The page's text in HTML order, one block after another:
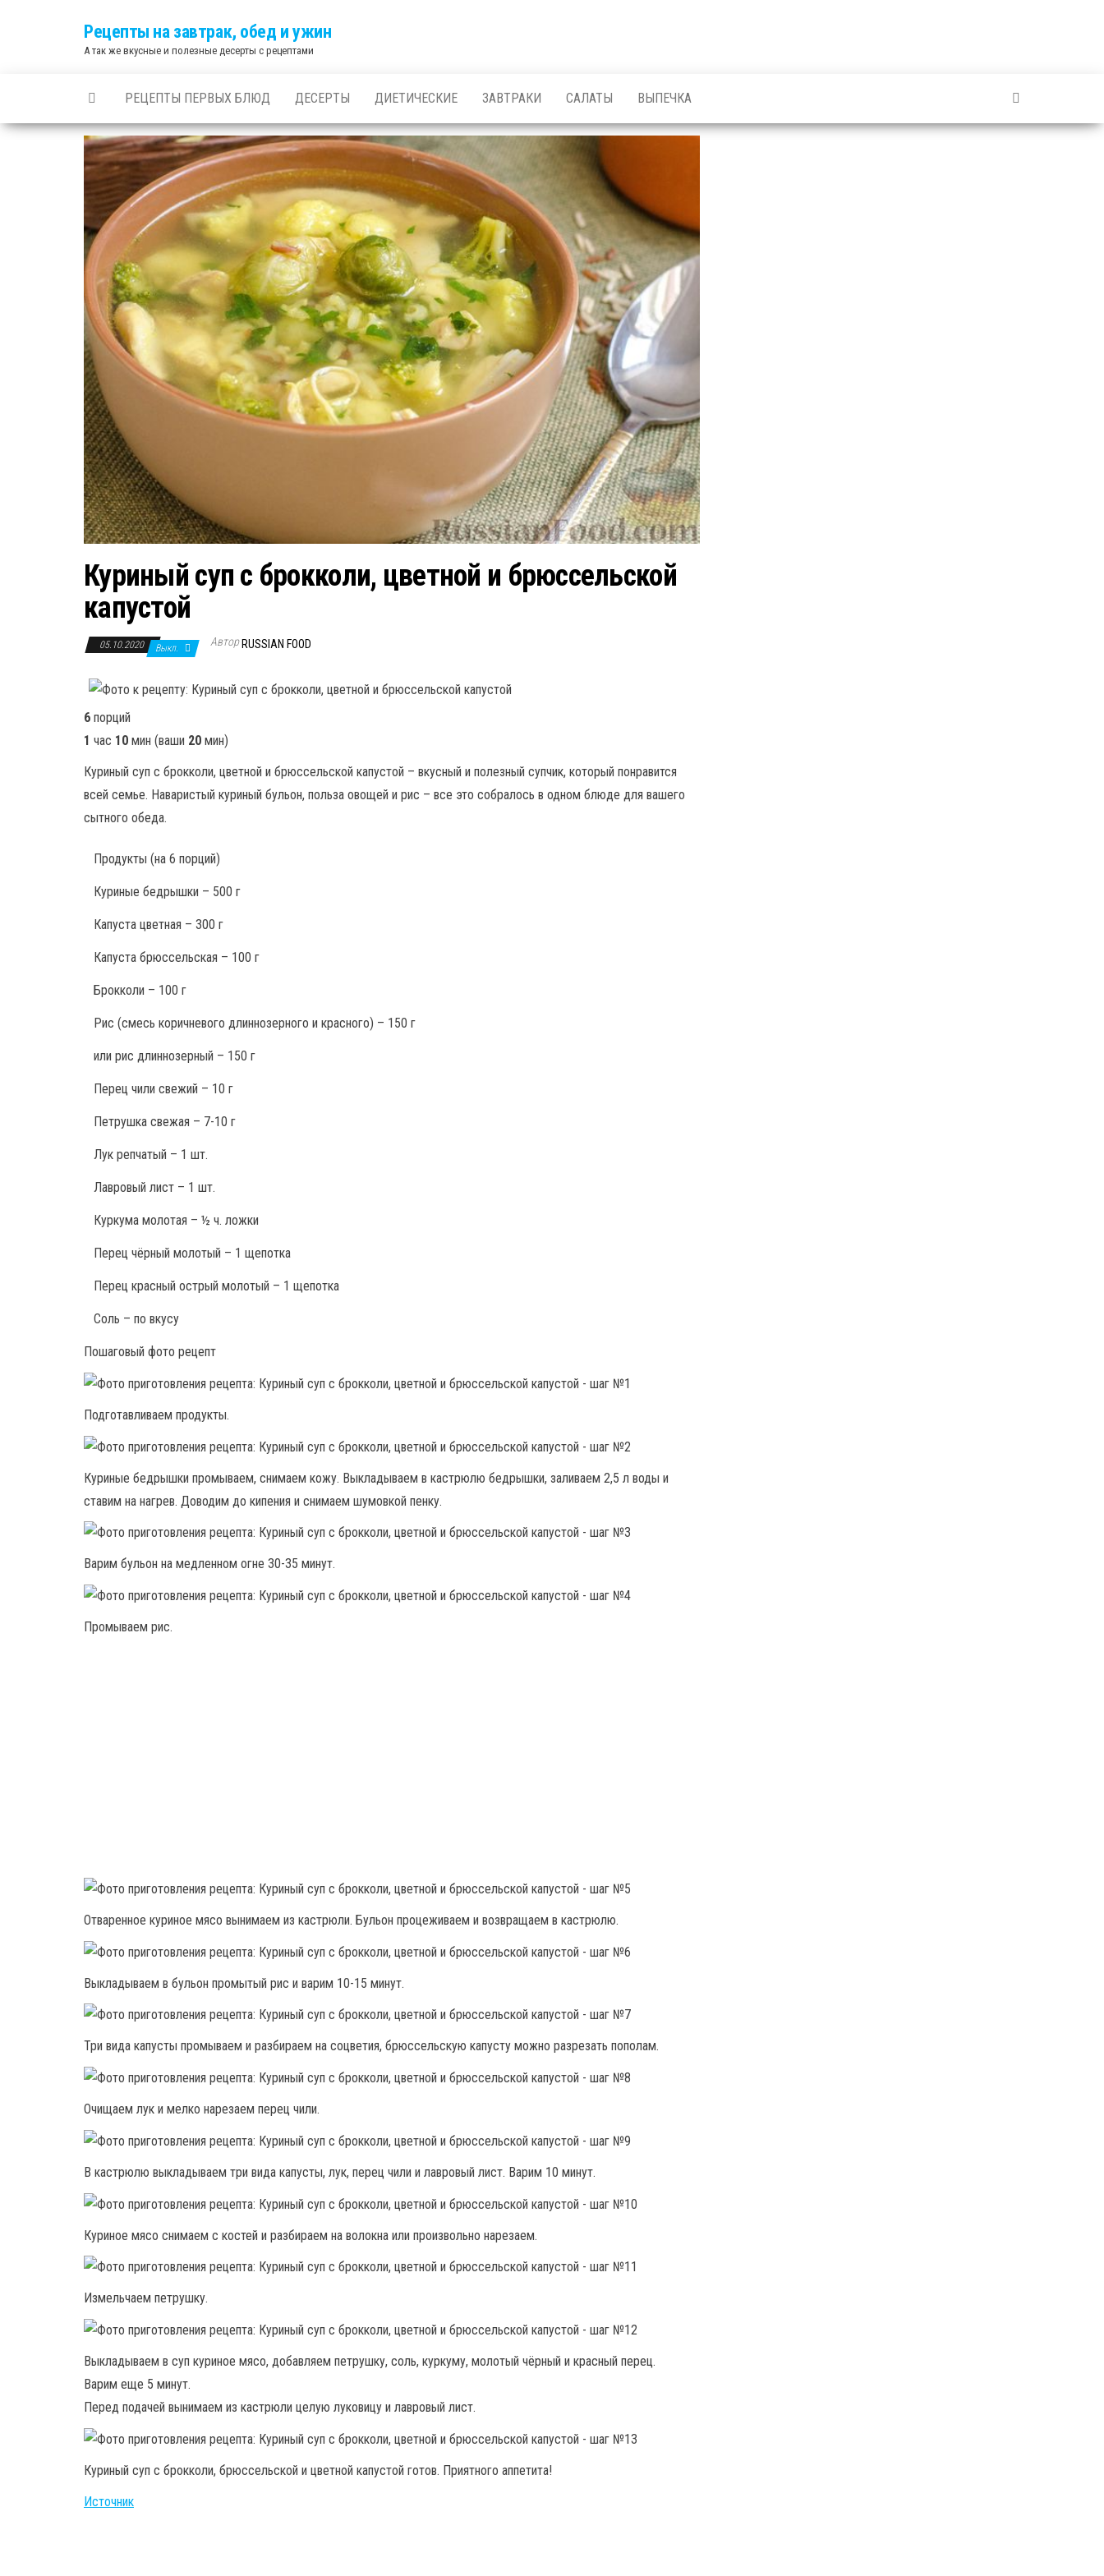
Рецепты на завтрак, обед и ужин
А так же вкусные и полезные десерты с рецептами
РЕЦЕПТЫ ПЕРВЫХ БЛЮД ДЕСЕРТЫ ДИЕТИЧЕСКИЕ ЗАВТРАКИ САЛАТЫ ВЫПЕЧКА
Куриный суп с брокколи, цветной и брюссельской
капустой
05.10.2020 Выкл. Автор RUSSIAN FOOD
6 порций
1 час 10 мин (ваши 20 мин)
Куриный суп с брокколи, цветной и брюссельской капустой – вкусный и полезный супчик, который понравится
всей семье. Наваристый куриный бульон, польза овощей и рис – все это собралось в одном блюде для вашего
сытного обеда.
Продукты (на 6 порций)
Куриные бедрышки – 500 г
Капуста цветная – 300 г
Капуста брюссельская – 100 г
Брокколи – 100 г
Рис (смесь коричневого длиннозерного и красного) – 150 г
или рис длиннозерный – 150 г
Перец чили свежий – 10 г
Петрушка свежая – 7-10 г
Лук репчатый – 1 шт.
Лавровый лист – 1 шт.
Куркума молотая – ½ ч. ложки
Перец чёрный молотый – 1 щепотка
Перец красный острый молотый – 1 щепотка
Соль – по вкусу
Пошаговый фото рецепт
Подготавливаем продукты.
Куриные бедрышки промываем, снимаем кожу. Выкладываем в кастрюлю бедрышки, заливаем 2,5 л воды и
ставим на нагрев. Доводим до кипения и снимаем шумовкой пенку.
Варим бульон на медленном огне 30-35 минут.
Промываем рис.
Отваренное куриное мясо вынимаем из кастрюли. Бульон процеживаем и возвращаем в кастрюлю.
Выкладываем в бульон промытый рис и варим 10-15 минут.
Три вида капусты промываем и разбираем на соцветия, брюссельскую капусту можно разрезать пополам.
Очищаем лук и мелко нарезаем перец чили.
В кастрюлю выкладываем три вида капусты, лук, перец чили и лавровый лист. Варим 10 минут.
Куриное мясо снимаем с костей и разбираем на волокна или произвольно нарезаем.
Измельчаем петрушку.
Выкладываем в суп куриное мясо, добавляем петрушку, соль, куркуму, молотый чёрный и красный перец.
Варим еще 5 минут.
Перед подачей вынимаем из кастрюли целую луковицу и лавровый лист.
Куриный суп с брокколи, брюссельской и цветной капустой готов. Приятного аппетита!
Источник